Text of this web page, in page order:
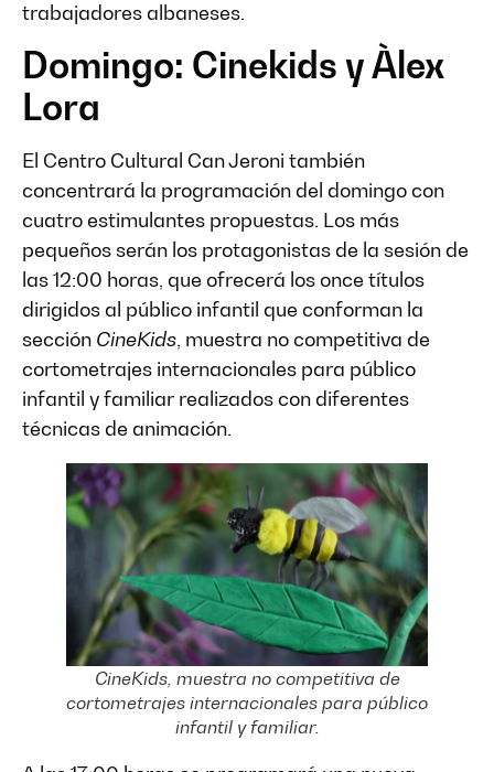
trabajadores albaneses.
Domingo: Cinekids y Àlex
Lora
El Centro Cultural Can Jeroni también
concentrará la programación del domingo con
cuatro estimulantes propuestas. Los más
pequeños serán los protagonistas de la sesión de
las 12:00 horas, que ofrecerá los once títulos
dirigidos al público infantil que conforman la
sección CineKids, muestra no competitiva de
cortometrajes internacionales para público
infantil y familiar realizados con diferentes
técnicas de animación.
CineKids, muestra no competitiva de
cortometrajes internacionales para público
infantil y familiar.